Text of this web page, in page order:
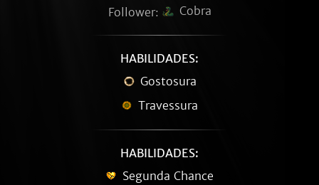
Follower:
Cobra
HABILIDADES:
Gostosura
Travessura
HABILIDADES:
Segunda Chance